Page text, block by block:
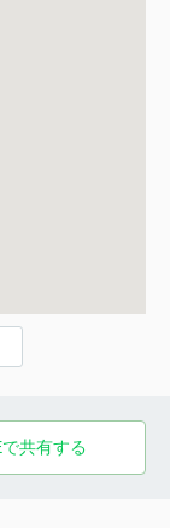
共有する